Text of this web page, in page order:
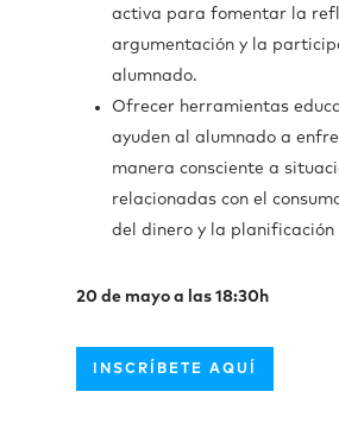
activa para fomentar la
argumentación y la
alumnado.
Ofrecer herramientas
ayuden al alumnado a
manera consciente a
relacionadas con el
del dinero y la planificación
20 de mayo a las 18:30h
INSCRÍBETE AQUÍ